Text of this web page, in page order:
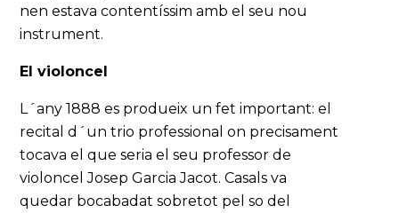
nen estava contentíssim amb el seu nou
instrument.
El violoncel
L´any 1888 es produeix un fet important: el
recital d´un trio professional on precisament
tocava el que seria el seu professor de
violoncel Josep Garcia Jacot. Casals va
quedar bocabadat sobretot pel so del